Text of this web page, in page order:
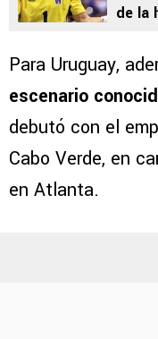
de la
Para Uruguay,
escenario
debutó con el
Cabo Verde, en
en Atlanta.